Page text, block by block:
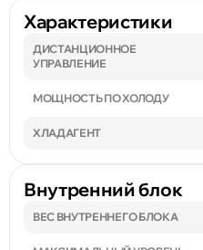
Характеристики
ДИСТАНЦИОННОЕ
УПРАВЛЕНИЕ
МОЩНОСТЬ ПО ХОЛОДУ
ХЛАДАГЕНТ
Внутренний блок
ВЕС ВНУТРЕННЕГО БЛОКА